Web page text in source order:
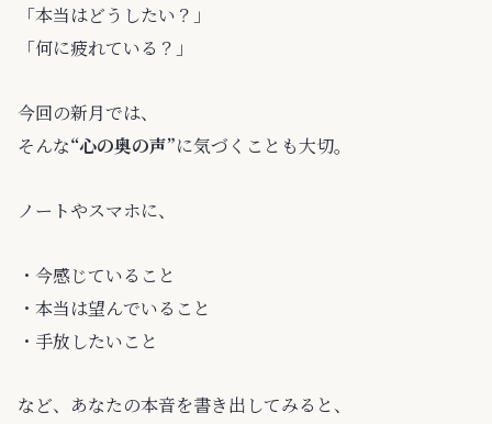
「本当はどうしたい？」
「何に疲れている？」
今回の新月では、
そんな“心の奥の声”に気づくことも大切。
ノートやスマホに、
・今感じていること
・本当は望んでいること
・手放したいこと
など、あなたの本音を書き出してみると、